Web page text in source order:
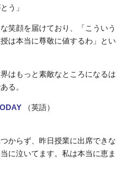
う」
笑顔を届けており、「こういう
は本当に尊敬に値するわ」とい
はもっと素敵なところになるは
る。
（英語）
からず、昨日授業に出席できな
に泣いてます。私は本当に恵ま